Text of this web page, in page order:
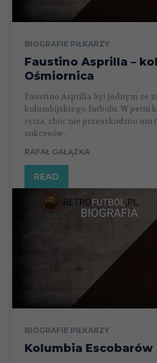
BIOGRAFIE PIŁKARZY
Faustino Asprilla –
Ośmiornica
Faustino Asprilla był jednym ze
kolumbijskiego futbolu. W pełni
życia, choć nie przeszkodziło
sukcesów.
RAFAŁ GAŁĄZKA
READ
BIOGRAFIE PIŁKARZY
Kolumbia Escobarów